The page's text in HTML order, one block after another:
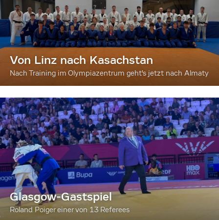
Von Linz nach Kasachstan
Nach Training im Olympiazentrum geht's jetzt nach Almaty
Glasgow-Gastspiel
Roland Poiger einer von 13 Referees